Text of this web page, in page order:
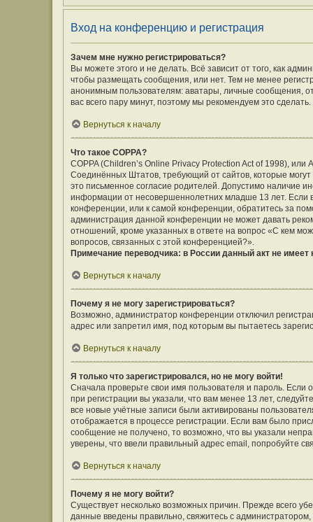
Вход на конференцию и регистрация
Зачем мне нужно регистрироваться?
Вы можете этого и не делать. Всё зависит от того, как
чтобы размещать сообщения, или нет. Тем не менее
анонимным пользователям: аватары, личные сообщения,
вас всего пару минут, поэтому мы рекомендуем это сделать.
Вернуться к началу
Что такое COPPA?
COPPA (Children’s Online Privacy Protection Act of 1998),
Соединённых Штатов, требующий от сайтов, которые
это письменное согласие родителей. Допустимо наличие
информации от несовершеннолетних младше 13 лет. Если
конференции, или к самой конференции, обратитесь за
администрация данной конференции не может давать
отношений, кроме указанных в ответе на вопрос «С кем
вопросов, связанных с этой конференцией?».
Примечание переводчика: в России данный акт не
Вернуться к началу
Почему я не могу зарегистрироваться?
Возможно, администратор конференции отключил
адрес или запретил имя, под которым вы пытаетесь
Вернуться к началу
Я только что зарегистрировался, но не могу войти!
Сначала проверьте свои имя пользователя и пароль.
при регистрации вы указали, что вам менее 13 лет,
все новые учётные записи были активированы
отображается в процессе регистрации. Если вам было
сообщение не получено, то возможно, что вы указали
уверены, что ввели правильный адрес email, попробуйте
Вернуться к началу
Почему я не могу войти?
Существует несколько возможных причин. Прежде всего
данные введены правильно, свяжитесь с